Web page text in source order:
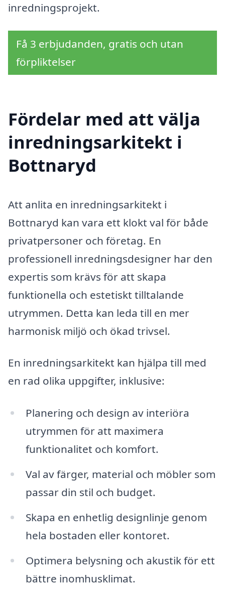
inredningsprojekt.
Få 3 erbjudanden, gratis och utan
förpliktelser
Fördelar med att välja
inredningsarkitekt i
Bottnaryd
Att anlita en inredningsarkitekt i
Bottnaryd kan vara ett klokt val för både
privatpersoner och företag. En
professionell inredningsdesigner har den
expertis som krävs för att skapa
funktionella och estetiskt tilltalande
utrymmen. Detta kan leda till en mer
harmonisk miljö och ökad trivsel.
En inredningsarkitekt kan hjälpa till med
en rad olika uppgifter, inklusive:
Planering och design av interiöra
utrymmen för att maximera
funktionalitet och komfort.
Val av färger, material och möbler som
passar din stil och budget.
Skapa en enhetlig designlinje genom
hela bostaden eller kontoret.
Optimera belysning och akustik för ett
bättre inomhusklimat.